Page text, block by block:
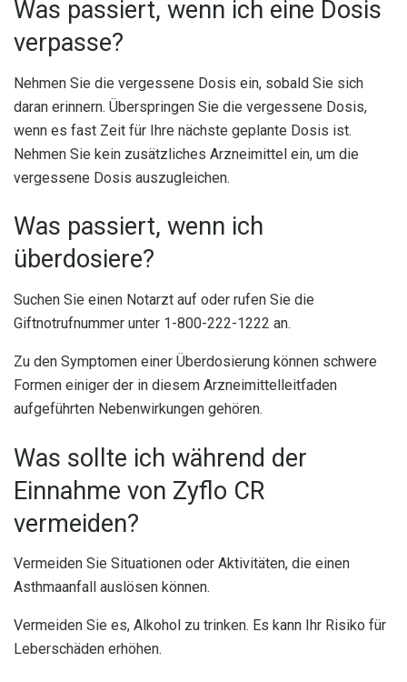
Was passiert, wenn ich eine Dosis
verpasse?
Nehmen Sie die vergessene Dosis ein, sobald Sie sich
daran erinnern. Überspringen Sie die vergessene Dosis,
wenn es fast Zeit für Ihre nächste geplante Dosis ist.
Nehmen Sie kein zusätzliches Arzneimittel ein, um die
vergessene Dosis auszugleichen.
Was passiert, wenn ich
überdosiere?
Suchen Sie einen Notarzt auf oder rufen Sie die
Giftnotrufnummer unter 1-800-222-1222 an.
Zu den Symptomen einer Überdosierung können schwere
Formen einiger der in diesem Arzneimittelleitfaden
aufgeführten Nebenwirkungen gehören.
Was sollte ich während der
Einnahme von Zyflo CR
vermeiden?
Vermeiden Sie Situationen oder Aktivitäten, die einen
Asthmaanfall auslösen können.
Vermeiden Sie es, Alkohol zu trinken. Es kann Ihr Risiko für
Leberschäden erhöhen.